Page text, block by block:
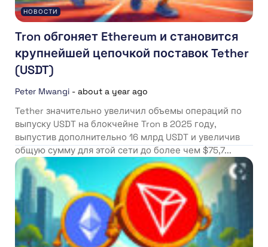
НОВОСТИ
Tron обгоняет Ethereum и становится
крупнейшей цепочкой поставок Tether
(USDT)
Peter Mwangi - about a year ago
Tether значительно увеличил объемы операций по
выпуску USDT на блокчейне Tron в 2025 году,
выпустив дополнительно 16 млрд USDT и увеличив
общую сумму для этой сети до более чем $75,7...